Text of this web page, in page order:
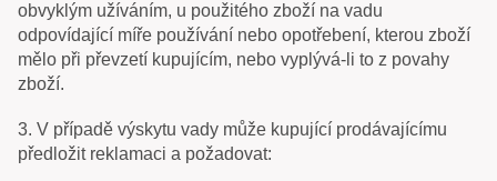
obvyklým užíváním, u použitého zboží na vadu
odpovídající míře používání nebo opotřebení, kterou zboží
mělo při převzetí kupujícím, nebo vyplývá-li to z povahy
zboží.
3. V případě výskytu vady může kupující prodávajícímu
předložit reklamaci a požadovat: